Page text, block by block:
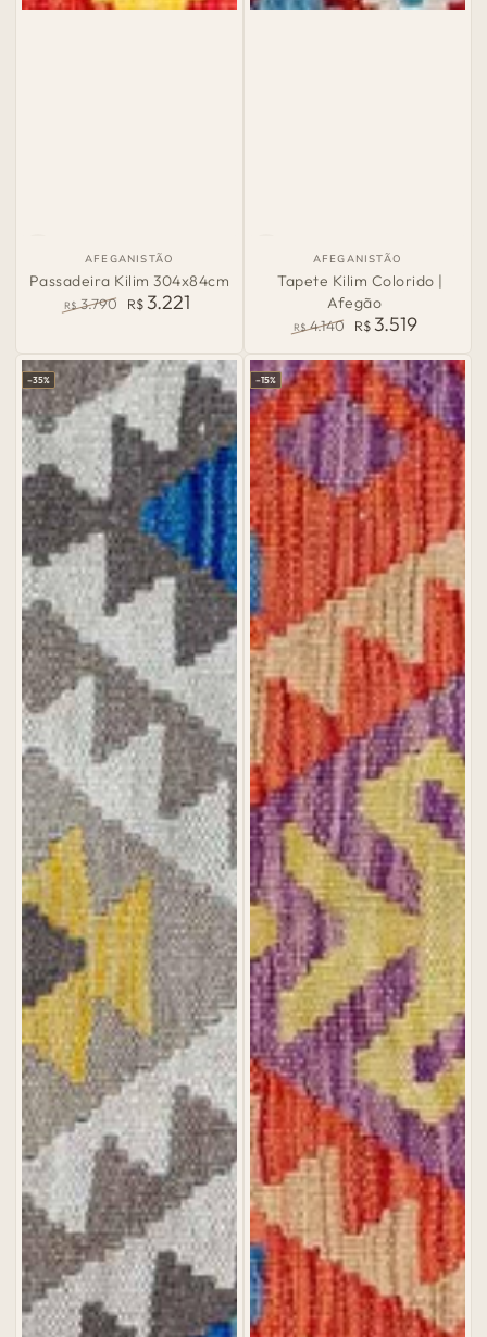
País
de
Origem:
AFEGANISTÃO
Passadeira Kilim 304x84cm
R$ 3.790
venda
R$ 3.221
País
de
Origem:
AFEGANISTÃO
Tapete Kilim Colorido |
Afegão
normal
R$ 4.140
de
venda
R$3.519
–35% –15%